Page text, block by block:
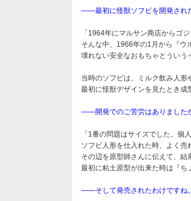
――最初に怪獣ソフビを開発され
「1964年にマルサン商店からゴ
そんな中、1966年の1月から『ウ
壊れない安全なおもちゃとういう
当時のソフビは、ミルク飲み人形
最初に怪獣デザインを見たとき成
――開発でのご苦労はありました
「1番の問題はサイズでした。
ソフビ人形を仕入れた時、よく売
その辺を原型師さんに伝えて、結
最初に粘土原型が出来た時は『ち
――そして発売されたわけですね。